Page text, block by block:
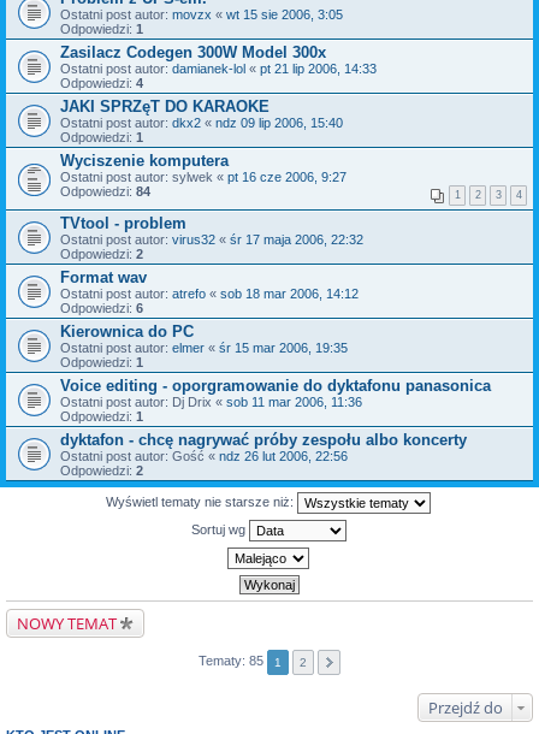
Ostatni post autor: movzx « wt 15 sie 2006, 3:05
Odpowiedzi: 1
Zasilacz Codegen 300W Model 300x
Ostatni post autor: damianek-lol « pt 21 lip 2006, 14:33
Odpowiedzi: 4
JAKI SPRZęT DO KARAOKE
Ostatni post autor: dkx2 « ndz 09 lip 2006, 15:40
Odpowiedzi: 1
Wyciszenie komputera
Ostatni post autor: sylwek « pt 16 cze 2006, 9:27
Odpowiedzi: 84 1 2 3 4
TVtool - problem
Ostatni post autor: virus32 « śr 17 maja 2006, 22:32
Odpowiedzi: 2
Format wav
Ostatni post autor: atrefo « sob 18 mar 2006, 14:12
Odpowiedzi: 6
Kierownica do PC
Ostatni post autor: elmer « śr 15 mar 2006, 19:35
Odpowiedzi: 1
Voice editing - oporgramowanie do dyktafonu panasonica
Ostatni post autor: Dj Drix « sob 11 mar 2006, 11:36
Odpowiedzi: 1
dyktafon - chcę nagrywać próby zespołu albo koncerty
Ostatni post autor: Gość « ndz 26 lut 2006, 22:56
Odpowiedzi: 2
Wyświetl tematy nie starsze niż:
Sortuj wg
NOWY TEMAT
Tematy: 85 1 2
Przejdź do